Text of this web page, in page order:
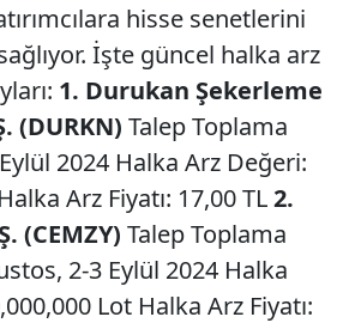
hisse senetlerini
İşte güncel halka arz
1. Durukan Şekerleme
(DURKN) Talep Toplama
2024 Halka Arz Değeri:
Arz Fiyatı: 17,00 TL2.
(CEMZY) Talep Toplama
2-3 Eylül 2024 Halka
Lot Halka Arz Fiyatı: